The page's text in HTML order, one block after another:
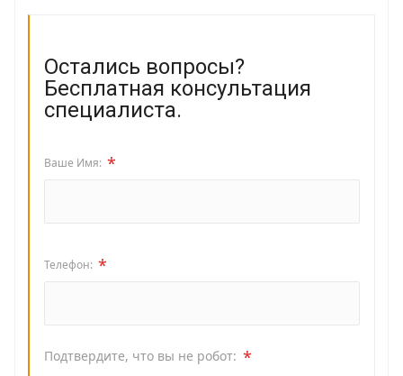
Остались вопросы?
Бесплатная консультация
специалиста.
Ваше Имя: *
Телефон: *
Подтвердите, что вы не робот: *